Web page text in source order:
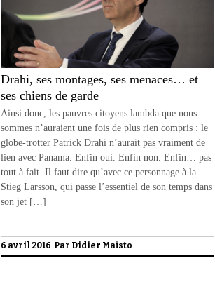
Drahi, ses montages, ses menaces… et
ses chiens de garde
Ainsi donc, les pauvres citoyens lambda que nous
sommes n’auraient une fois de plus rien compris : le
globe-trotter Patrick Drahi n’aurait pas vraiment de
lien avec Panama. Enfin oui. Enfin non. Enfin… pas
tout à fait. Il faut dire qu’avec ce personnage à la
Stieg Larsson, qui passe l’essentiel de son temps dans
son jet […]
6 avril 2016 Par Didier Maïsto